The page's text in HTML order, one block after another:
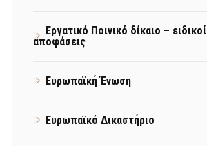
Εργατικό Ποινικό δίκαιο –
αποφάσεις
Ευρωπαϊκή Ένωση
Ευρωπαϊκό Δικαστήριο